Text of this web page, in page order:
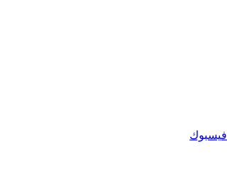
فيسبوك